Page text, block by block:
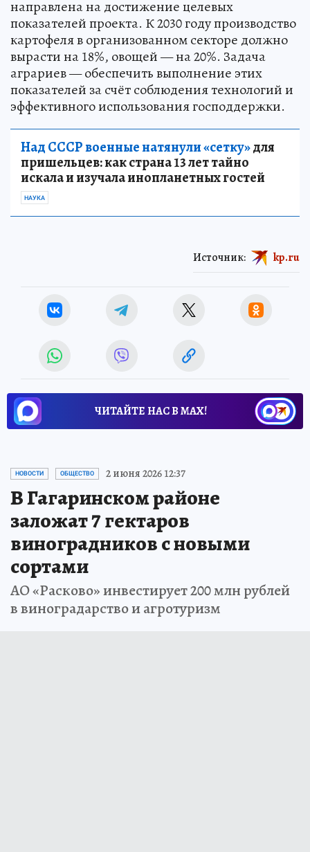
направлена на достижение целевых
показателей проекта. К 2030 году производство
картофеля в организованном секторе должно
вырасти на 18%, овощей — на 20%. Задача
аграриев — обеспечить выполнение этих
показателей за счёт соблюдения технологий и
эффективного использования господдержки.
Над СССР военные натянули «сетку»для
пришельцев: как страна 13 лет тайно
искала и изучала инопланетных гостей
НАУКА
Источник: kp.ru
ЧИТАЙТЕ НАС В МАХ!
НОВОСТИ ОБЩЕСТВО 2 июня 2026 12:37
В Гагаринском районе
заложат 7 гектаров
виноградников с новыми
сортами
АО «Расково» инвестирует 200 млн рублей